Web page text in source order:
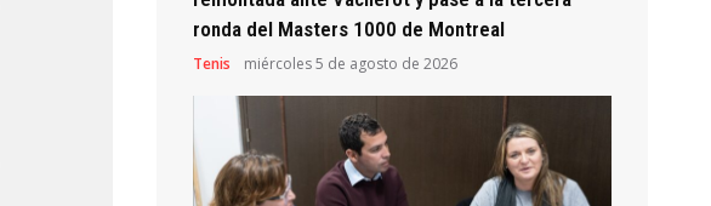
ronda del Masters 1000 de Montreal
Tenis miércoles 5 de agosto de 2026